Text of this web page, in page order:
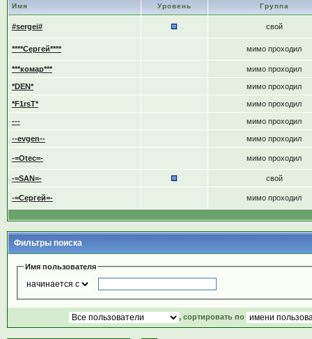
Имя Уровень Группа
#sergei# свой
****Сергей**** мимо проходил
***комар*** мимо проходил
*DEN* мимо проходил
*F1rsT* мимо проходил
--- мимо проходил
--evgen-- мимо проходил
-=Otec=- мимо проходил
-=SAN=- свой
-=Сергей=- мимо проходил
Фильтры поиска
Имя пользователя
, сортировать по